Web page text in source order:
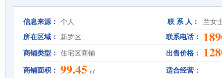
信息来源： 个人 联 系 人：
兰女
所在区域：
新罗区 联系电话：
商铺类型： 住宅区商铺 出售价格：
商铺面积： 99.45 ㎡ 适合经营：